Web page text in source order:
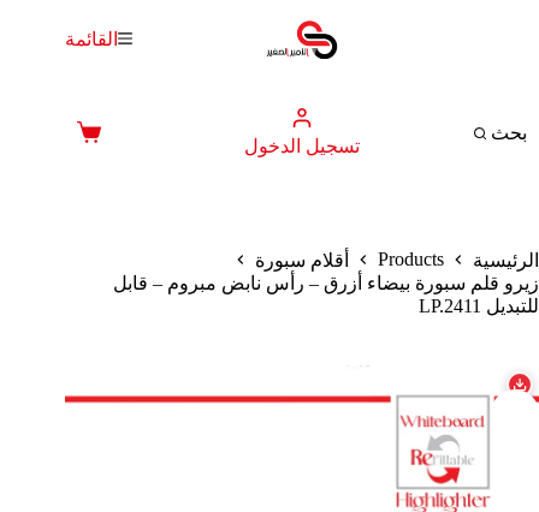
القائمة
بحث
تسجيل الدخول
عربة
الرئيسية Products
أقلام سبورة
زيرو قلم سبورة بيضاء أزرق – رأس نابض مبروم – قابل
للتبديل LP.2411